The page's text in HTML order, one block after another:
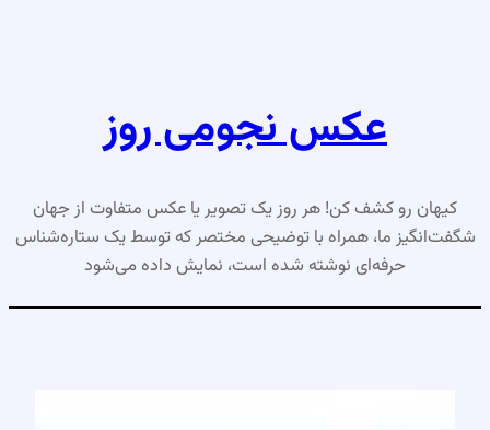
عکس نجومی روز
کیهان رو کشف کن! هر روز یک تصویر یا عکس متفاوت از جهان
شگفت‌انگیز ما، همراه با توضیحی مختصر که توسط یک ستاره‌شناس
حرفه‌ای نوشته شده است، نمایش داده می‌شود